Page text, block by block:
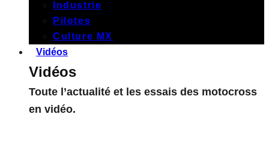
Industrie
Pilotes
Culture MX
Vidéos
Vidéos
Toute l’actualité et les essais des motocross
en vidéo.